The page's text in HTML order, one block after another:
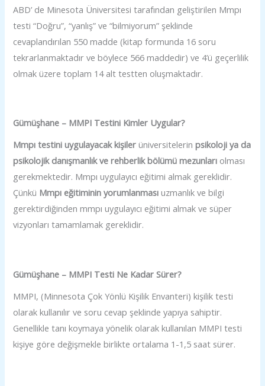
ABD’ de Minesota Üniversitesi tarafından geliştirilen Mmpı
testi “Doğru”, “yanlış” ve “bilmiyorum” şeklinde
cevaplandırılan 550 madde (kitap formunda 16 soru
tekrarlanmaktadır ve böylece 566 maddedir) ve 4’ü geçerlilik
olmak üzere toplam 14 alt testten oluşmaktadır.
Gümüşhane – MMPI Testini Kimler Uygular?
Mmpı testini uygulayacak kişiler üniversitelerinpsikoloji ya da
psikolojik danışmanlık ve rehberlik bölümü mezunları olması
gerekmektedir. Mmpı uygulayıcı eğitimi almak gereklidir.
Çünkü Mmpı eğitiminin yorumlanması uzmanlık ve bilgi
gerektirdiğinden mmpı uygulayıcı eğitimi almak ve süper
vizyonları tamamlamak gereklidir.
Gümüşhane – MMPI Testi Ne Kadar Sürer?
MMPI, (Minnesota Çok Yönlü Kişilik Envanteri) kişilik testi
olarak kullanılır ve soru cevap şeklinde yapıya sahiptir.
Genellikle tanı koymaya yönelik olarak kullanılan MMPI testi
kişiye göre değişmekle birlikte ortalama 1-1,5 saat sürer.